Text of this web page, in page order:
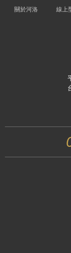
關於河洛 線上